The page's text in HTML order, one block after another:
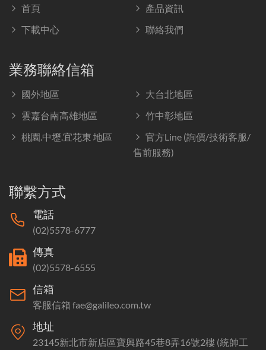
首頁
產品資訊
下載中心
聯絡我們
業務聯絡信箱
國外地區
大台北地區
雲嘉台南高雄地區
竹中彰地區
桃園.中壢.宜花東 地區
官方Line (詢價/技術客服/
售前服務)
聯繫方式
電話
(02)5578-6777
傳真
(02)5578-6555
信箱
客服信箱 fae@galileo.com.tw
地址
23145新北市新店區寶興路45巷8弄16號2樓 (統帥工